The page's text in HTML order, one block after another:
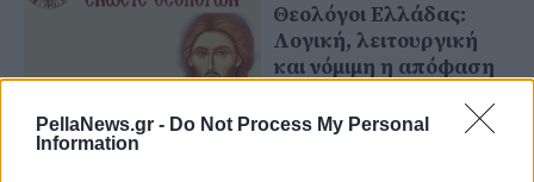
PellaNews.gr - Do Not Process My Personal
Information
Θεολόγοι Ελλάδας:
Λογική, λειτουργική
και νόμιμη η απόφαση
μάθημα Ηθικής